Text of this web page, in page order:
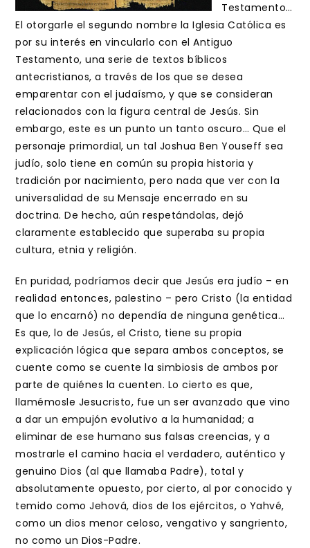
Testamento…
El otorgarle el segundo nombre la Iglesia Católica es
por su interés en vincularlo con el Antiguo
Testamento, una serie de textos bíblicos
antecristianos, a través de los que se desea
emparentar con el judaísmo, y que se consideran
relacionados con la figura central de Jesús. Sin
embargo, este es un punto un tanto oscuro… Que el
personaje primordial, un tal Joshua Ben Youseff sea
judío, solo tiene en común su propia historia y
tradición por nacimiento, pero nada que ver con la
universalidad de su Mensaje encerrado en su
doctrina. De hecho, aún respetándolas, dejó
claramente establecido que superaba su propia
cultura, etnia y religión.
En puridad, podríamos decir que Jesús era judío – en
realidad entonces, palestino – pero Cristo (la entidad
que lo encarnó) no dependía de ninguna genética…
Es que, lo de Jesús, el Cristo, tiene su propia
explicación lógica que separa ambos conceptos, se
cuente como se cuente la simbiosis de ambos por
parte de quiénes la cuenten. Lo cierto es que,
llamémosle Jesucristo, fue un ser avanzado que vino
a dar un empujón evolutivo a la humanidad; a
eliminar de ese humano sus falsas creencias, y a
mostrarle el camino hacia el verdadero, auténtico y
genuino Dios (al que llamaba Padre), total y
absolutamente opuesto, por cierto, al por conocido y
temido como Jehová, dios de los ejércitos, o Yahvé,
como un dios menor celoso, vengativo y sangriento,
no como un Dios-Padre.